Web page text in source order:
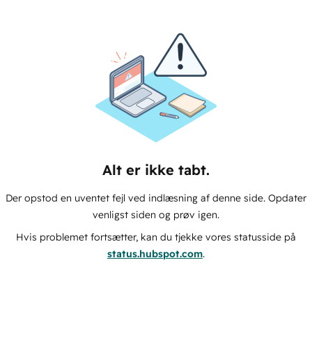
Alt er ikke tabt.
Der opstod en uventet fejl ved indlæsning af denne side. Opdater
venligst siden og prøv igen.
Hvis problemet fortsætter, kan du tjekke vores statusside på
status.hubspot.com.